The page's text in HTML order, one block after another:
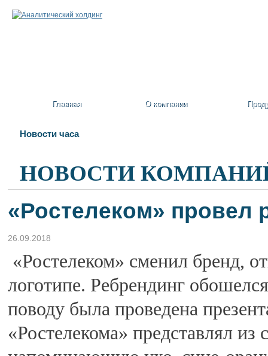
Главная О компании
Новости часа
НОВОСТИ
«Ростелеком» провел
26.09.2018
«Ростелеком» сменил бренд,
логотипе. Ребрендинг
поводу была проведена
«Ростелекома» представлял